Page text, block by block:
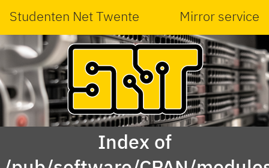
Studenten Net Twente Mirror service
Index of